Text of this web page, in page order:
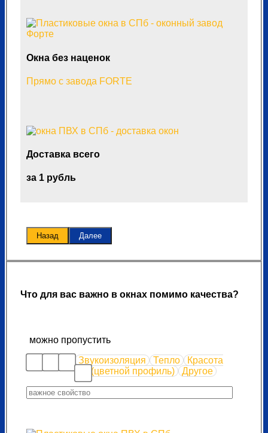
Окна без наценок
Прямо с завода FORTE
Доставка всего
за 1 рубль
Назад Далее
Что для вас важно в окнах помимо качества?
можно пропустить
Звукоизоляция
Тепло
Красота
(цветной профиль)
Другое